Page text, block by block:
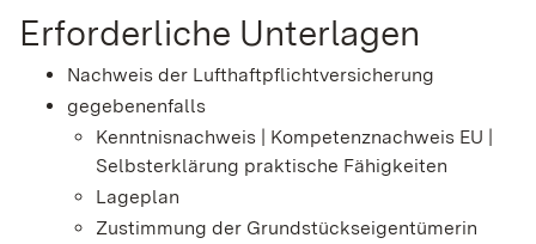
Erforderliche Unterlagen
Nachweis der Lufthaftpflichtversicherung
gegebenenfalls
Kenntnisnachweis | Kompetenznachweis EU |
Selbsterklärung praktische Fähigkeiten
Lageplan
Zustimmung der Grundstückseigentümerin